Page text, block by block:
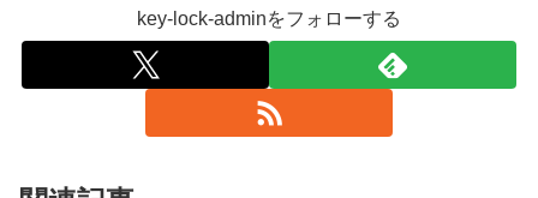
key-lock-adminをフォローする